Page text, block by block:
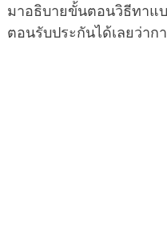
มาอธิบายขั้นตอนวิธีทาแ
ตอนรับประกันได้เลยว่า